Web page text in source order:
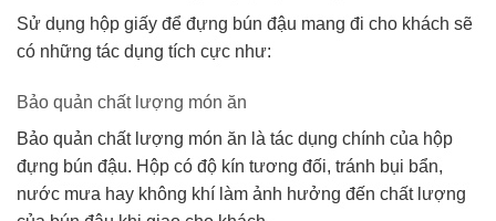
Sử dụng hộp giấy để đựng bún đậu mang đi cho khách sẽ
có những tác dụng tích cực như:
Bảo quản chất lượng món ăn
Bảo quản chất lượng món ăn là tác dụng chính của hộp
đựng bún đậu. Hộp có độ kín tương đối, tránh bụi bẩn,
nước mưa hay không khí làm ảnh hưởng đến chất lượng